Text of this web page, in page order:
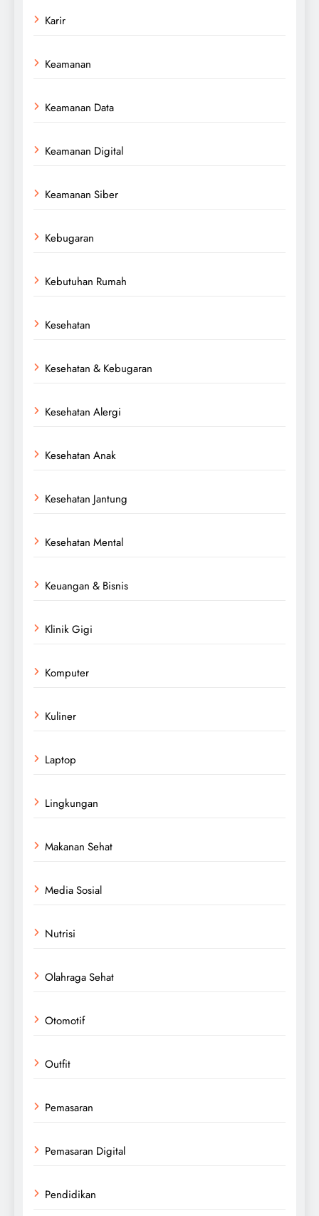
Karir
Keamanan
Keamanan Data
Keamanan Digital
Keamanan Siber
Kebugaran
Kebutuhan Rumah
Kesehatan
Kesehatan & Kebugaran
Kesehatan Alergi
Kesehatan Anak
Kesehatan Jantung
Kesehatan Mental
Keuangan & Bisnis
Klinik Gigi
Komputer
Kuliner
Laptop
Lingkungan
Makanan Sehat
Media Sosial
Nutrisi
Olahraga Sehat
Otomotif
Outfit
Pemasaran
Pemasaran Digital
Pendidikan